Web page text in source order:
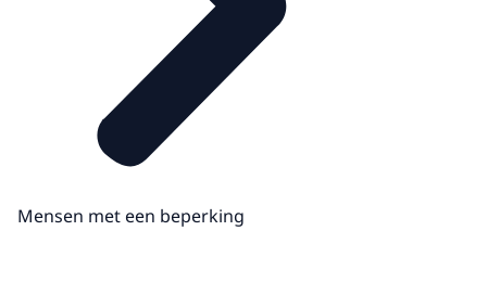
Mensen met een beperking